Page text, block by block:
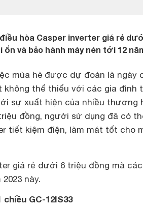
hòa Casper inverter giá rẻ
và bảo hành máy nén tới 12
mùa hè được dự đoán là ngày
không thể thiếu với các gia đình
sự xuất hiện của nhiều thương
đồng, người sử dụng đã có
tiết kiệm điện, làm mát tốt cho
giá rẻ dưới 6 triệu đồng mà
này.
GC-12IS33